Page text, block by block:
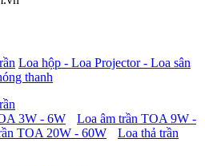
Loa hộp - Loa Projector - Loa sân
thanh
3W - 6W
Loa âm trần TOA 9W -
TOA 20W - 60W
Loa thả trần